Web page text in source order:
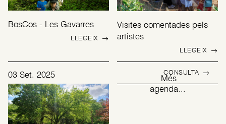
BosCos - Les Gavarres
LLEGEIX →
Visites comentades pels
artistes
LLEGEIX →
03 Set. 2025
Més
agenda...
CONSULTA →